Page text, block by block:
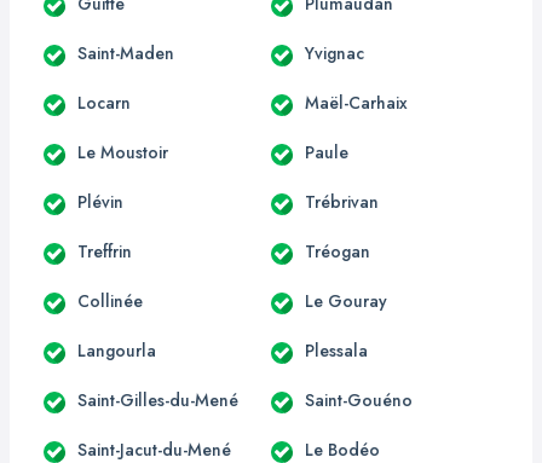
Saint-Maden Yvignac
Locarn Maël-Carhaix
Le Moustoir Paule
Plévin Trébrivan
Treffrin Tréogan
Collinée Le Gouray
Langourla Plessala
Saint-Gilles-du-Mené Saint-Gouéno
Saint-Jacut-du-Mené Le Bodéo